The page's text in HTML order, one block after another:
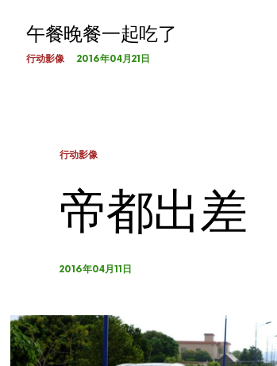
午餐晚餐一起吃了
行动影像 2016年04月21日
行动影像
帝都出差
2016年04月11日